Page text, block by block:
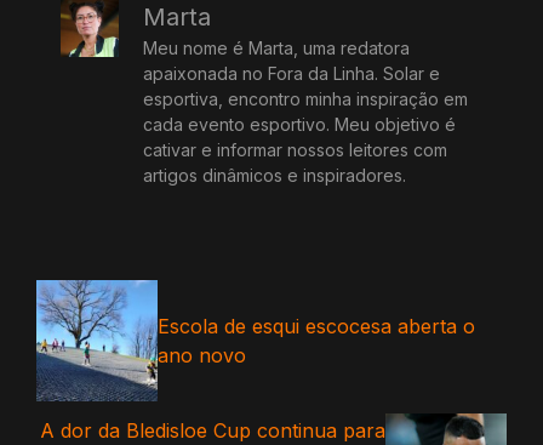
Marta
Meu nome é Marta, uma redatora
apaixonada no Fora da Linha. Solar e
esportiva, encontro minha inspiração em
cada evento esportivo. Meu objetivo é
cativar e informar nossos leitores com
artigos dinâmicos e inspiradores.
Escola de esqui escocesa aberta o
ano novo
A dor da Bledisloe Cup continua para